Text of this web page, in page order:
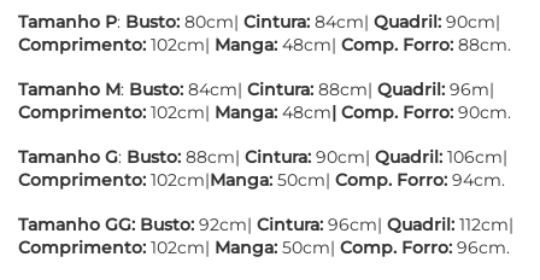
Tamanho P: Busto: 80cm| Cintura: 84cm| Quadril: 90cm|
Comprimento: 102cm| Manga: 48cm| Comp. Forro: 88cm.
Tamanho M: Busto: 84cm| Cintura: 88cm| Quadril: 96m|
Comprimento: 102cm| Manga: 48cm Comp. Forro: 90cm.
Tamanho G: Busto: 88cm| Cintura: 90cm| Quadril: 106cm|
Comprimento: 102cm|Manga: 50cm| Comp. Forro: 94cm.
Tamanho GG: Busto: 92cm| Cintura: 96cm| Quadril: 112cm|
Comprimento: 102cm| Manga: 50cm| Comp. Forro: 96cm.